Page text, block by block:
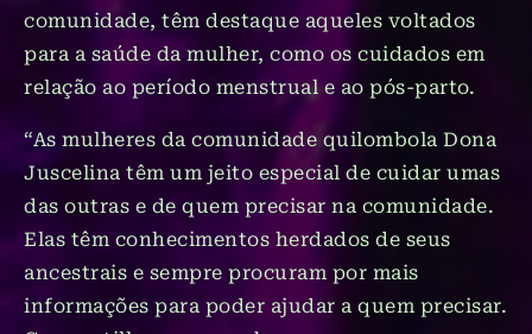
comunidade, têm destaque aqueles voltados
para a saúde da mulher, como os cuidados em
relação ao período menstrual e ao pós-parto.
“As mulheres da comunidade quilombola Dona
Juscelina têm um jeito especial de cuidar umas
das outras e de quem precisar na comunidade.
Elas têm conhecimentos herdados de seus
ancestrais e sempre procuram por mais
informações para poder ajudar a quem precisar.